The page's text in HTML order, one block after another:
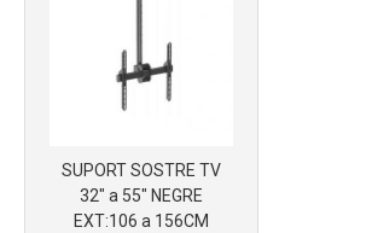
SUPORT SOSTRE TV
32" a 55" NEGRE
EXT:106 a 156CM
Más info